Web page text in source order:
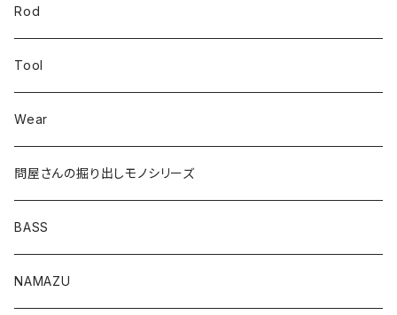
Luckyワームシリーズ
ディープスワイパー
U4シンカー
Rod
Tool
Wear
問屋さんの掘り出しモノシリーズ
BASS
NAMAZU